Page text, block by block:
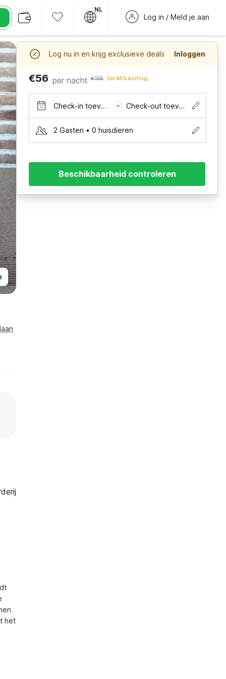
NL
Log in / Meld je aan
het
Log nu in en krijg exclusieve deals Inloggen
€56 per nacht €105 tot 46% korting
Check-in toevoegen – Check-out toevoegen
2 Gasten • 0 huisdieren
Beschikbaarheid controleren